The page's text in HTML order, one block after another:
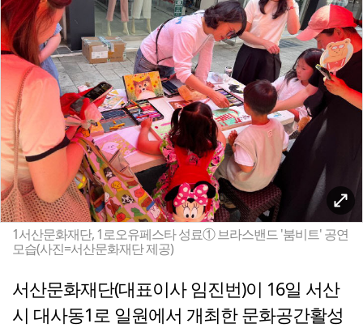
1서산문화재단, 1로오유페스타 성료① 브라스밴드 '붐비트' 공연
모습(사진=서산문화재단 제공)
서산문화재단(대표이사 임진번)이 16일 서산
시 대사동1로 일원에서 개최한 문화공간활성